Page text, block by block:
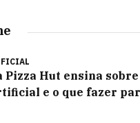
Pizza Hut ensina sobre
e o que fazer